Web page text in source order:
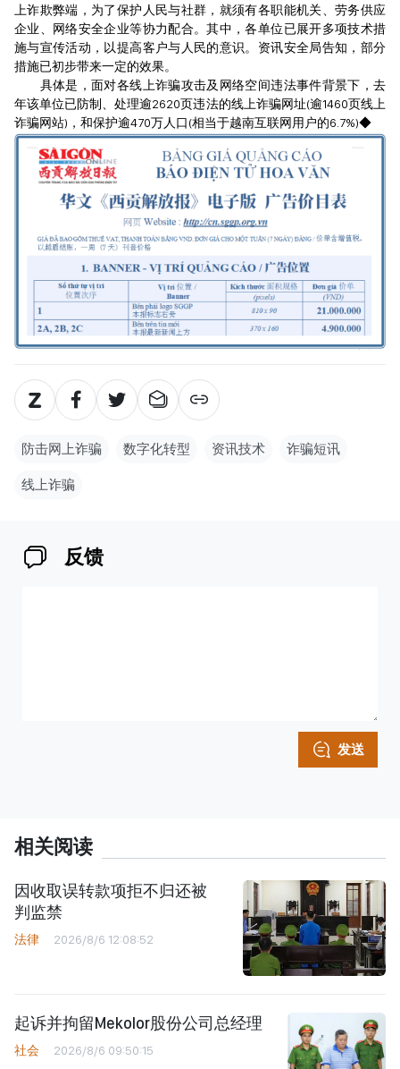
上诈欺弊端，为了保护人民与社群，就须有各职能机关、劳务供应
企业、网络安全企业等协力配合。其中，各单位已展开多项技术措
施与宣传活动，以提高客户与人民的意识。资讯安全局告知，部分
措施已初步带来一定的效果。
具体是，面对各线上诈骗攻击及网络空间违法事件背景下，去
年该单位已防制、处理逾2620页违法的线上诈骗网址(逾1460页线上
诈骗网站)，和保护逾470万人口(相当于越南互联网用户的6.7%)◆
防击网上诈骗 数字化转型 资讯技术 诈骗短讯
线上诈骗
反馈
发送
相关阅读
因收取误转款项拒不归还被
判监禁
法律 2026/8/6 12:08:52
起诉并拘留Mekolor股份公司总经理
社会 2026/8/6 09:50:15